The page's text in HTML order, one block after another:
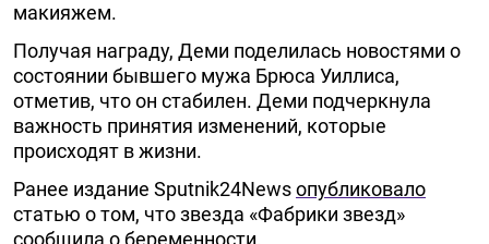
макияжем.
Получая награду, Деми поделилась новостями о
состоянии бывшего мужа Брюса Уиллиса,
отметив, что он стабилен. Деми подчеркнула
важность принятия изменений, которые
происходят в жизни.
Ранее издание Sputnik24Newsопубликовало
статью о том, что звезда «Фабрики звезд»
сообщила о беременности.